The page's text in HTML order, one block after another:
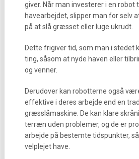
giver. Når man investerer i en robot
havearbejdet, slipper man for selv
på at slå græsset eller luge ukrudt.
Dette frigiver tid, som man i stedet
ting, såsom at nyde haven eller
og venner.
Derudover kan robotterne også
effektive i deres arbejde end en
græsslåmaskine. De kan klare
terræn uden problemer, og de er
arbejde på bestemte tidspunkter,
velplejet have.